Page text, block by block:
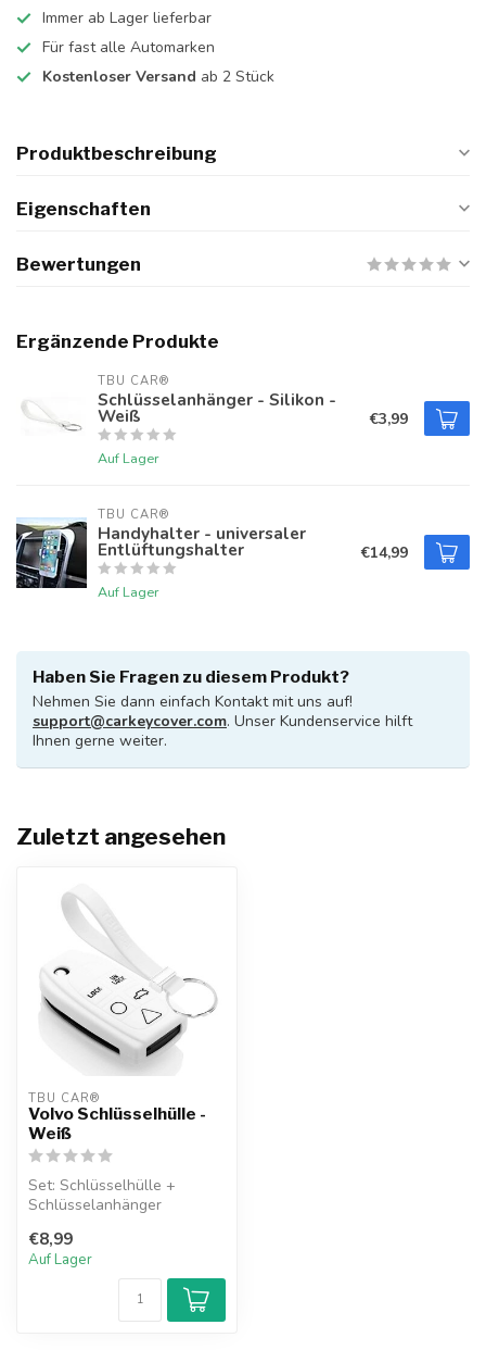
Immer ab Lager lieferbar
Für fast alle Automarken
Kostenloser Versand ab 2 Stück
Produktbeschreibung
Eigenschaften
Bewertungen
Ergänzende Produkte
TBU CAR®
Schlüsselanhänger - Silikon -
Weiß
Auf Lager
€3,99
TBU CAR®
Handyhalter - universaler
Entlüftungshalter
Auf Lager
€14,99
Haben Sie Fragen zu diesem Produkt?
Nehmen Sie dann einfach Kontakt mit uns auf!
support@carkeycover.com. Unser Kundenservice hilft
Ihnen gerne weiter.
Zuletzt angesehen
TBU CAR®
Volvo Schlüsselhülle -
Weiß
Set: Schlüsselhülle +
Schlüsselanhänger
€8,99
Auf Lager